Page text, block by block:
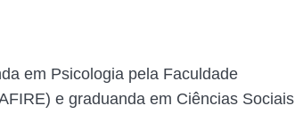
em Psicologia pela Faculdade
e graduanda em Ciências Sociais